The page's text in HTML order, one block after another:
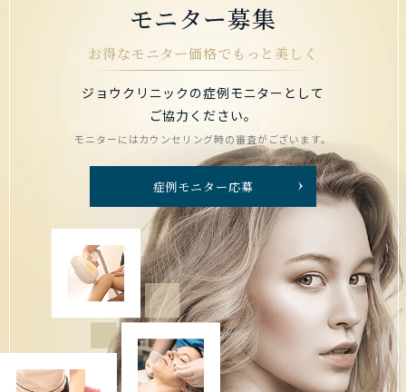
モニター募集
お得なモニター価格でもっと美しく
ジョウクリニックの症例モニターとして
ご協力ください。
モニターにはカウンセリング時の審査がございます。
症例モニター応募